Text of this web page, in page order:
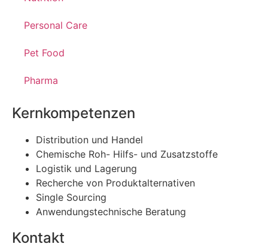
Personal Care
Pet Food
Pharma
Kernkompetenzen
Distribution und Handel
Chemische Roh- Hilfs- und Zusatzstoffe
Logistik und Lagerung
Recherche von Produktalternativen
Single Sourcing
Anwendungstechnische Beratung
Kontakt